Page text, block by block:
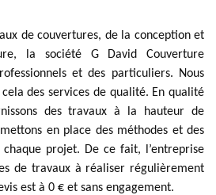
de couvertures, de la conception et
la société G David Couverture
et des particuliers. Nous
des services de qualité. En qualité
des travaux à la hauteur de
en place des méthodes et des
chaque projet. De ce fait, l’entreprise
de travaux à réaliser régulièrement
est à 0 € et sans engagement.